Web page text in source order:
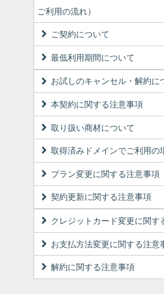
ご利用の流れ）
ご契約について
最低利用期間について
お試しのキャンセル・解約に
本契約に関する注意事項
取り扱い商材について
取得済みドメインでご利用の
プラン変更に関する注意事項
契約更新に関する注意事項
クレジットカード変更に関す
お支払方法変更に関する注意
解約に関する注意事項